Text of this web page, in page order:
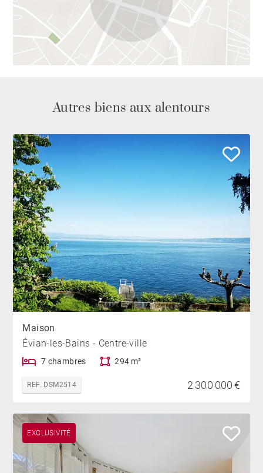
Autres biens aux alentours
Maison
Évian-les-Bains - Centre-ville
7 chambres 294 m²
REF. DSM2514 2 300 000 €
EXCLUSIVITÉ